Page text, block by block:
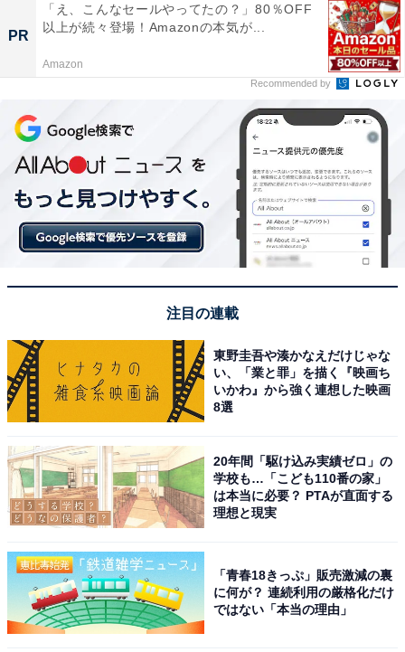
PR
「え、こんなセールやってたの？」80％OFF
以上が続々登場！Amazonの本気が...
Amazon
Recommended by
注目の連載
東野圭吾や湊かなえだけじゃな
い、「業と罪」を描く『映画ち
いかわ』から強く連想した映画
8選
20年間「駆け込み実績ゼロ」の
学校も…「こども110番の家」
は本当に必要？ PTAが直面する
理想と現実
「青春18きっぷ」販売激減の裏
に何が？ 連続利用の厳格化だけ
ではない「本当の理由」